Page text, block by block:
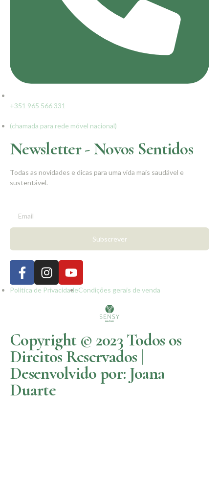
+351 965 566 331
(chamada para rede móvel nacional)
Newsletter - Novos Sentidos
Todas as novidades e dicas para uma vida mais saudável e
sustentável.
Subscrever
Política de PrivacidadeCondições gerais de venda
Copyright © 2023 Todos os
Direitos Reservados |
Desenvolvido por: Joana
Duarte